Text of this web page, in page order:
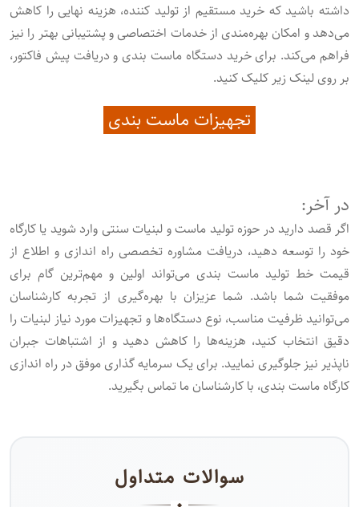
داشته باشید که خرید مستقیم از تولید کننده، هزینه نهایی را کاهش
می‌دهد و امکان بهره‌مندی از خدمات اختصاصی و پشتیبانی بهتر را نیز
فراهم می‌کند. برای خرید دستگاه ماست بندی و دریافت پیش فاکتور،
بر روی لینک زیر کلیک کنید.
تجهیزات ماست بندی
در آخر:
اگر قصد دارید در حوزه تولید ماست و لبنیات سنتی وارد شوید یا کارگاه
خود را توسعه دهید، دریافت مشاوره تخصصی راه ‌اندازی و اطلاع از
قیمت خط تولید ماست ‌بندی می‌تواند اولین و مهم‌ترین گام برای
موفقیت شما باشد. شما عزیزان با بهره‌گیری از تجربه کارشناسان
می‌توانید ظرفیت مناسب، نوع دستگاه‌ها و تجهیزات مورد نیاز لبنیات را
دقیق انتخاب کنید، هزینه‌ها را کاهش دهید و از اشتباهات جبران
ناپذیر نیز جلوگیری نمایید. برای یک سرمایه گذاری موفق در راه اندازی
کارگاه ماست بندی، با کارشناسان ما تماس بگیرید.
سوالات متداول